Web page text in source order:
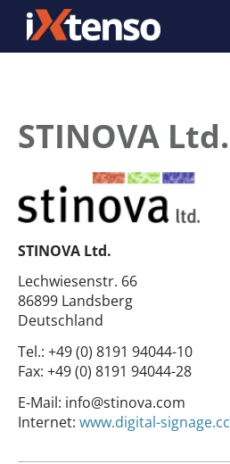
STINOVA Ltd.
STINOVA Ltd.
Lechwiesenstr. 66
86899 Landsberg
Deutschland
Tel.: +49 (0) 8191 94044-10
Fax: +49 (0) 8191 94044-28
E-Mail: info@stinova.com
Internet: www.digital-signage.cc